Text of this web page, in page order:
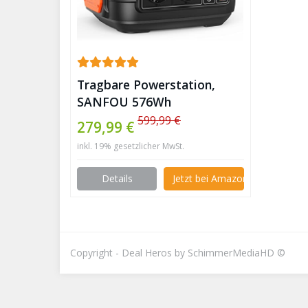
Tragbare Powerstation,
SANFOU 576Wh
Solargenerator mit
230V/600W AC-Steckdosen
(1200W Peak) Mobile
Stromgenerator Solar
Generatoren für Camping,
279,99 € 599,99 €
inkl. 19% gesetzlicher MwSt.
Details Jetzt bei Amazon kaufen
Copyright - Deal Heros by SchimmerMediaHD ©